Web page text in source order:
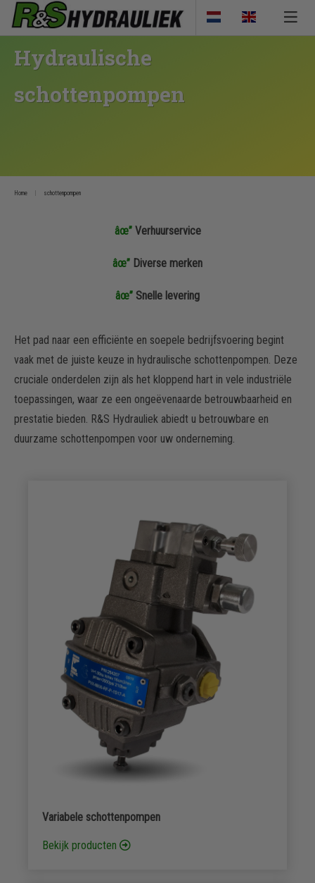
Hydraulische
schottenpompen
Home schottenpompen
âœ” Verhuurservice
âœ” Diverse merken
âœ” Snelle levering
Het pad naar een efficiënte en soepele bedrijfsvoering begint
vaak met de juiste keuze in hydraulische schottenpompen. Deze
cruciale onderdelen zijn als het kloppend hart in vele industriële
toepassingen, waar ze een ongeëvenaarde betrouwbaarheid en
prestatie bieden. R&S Hydrauliek abiedt u betrouwbare en
duurzame schottenpompen voor uw onderneming.
Variabele schottenpompen
Bekijk producten